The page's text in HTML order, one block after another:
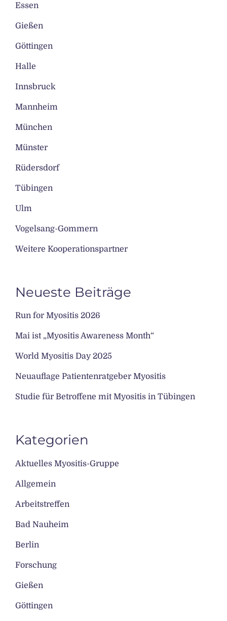
Essen
Gießen
Göttingen
Halle
Innsbruck
Mannheim
München
Münster
Rüdersdorf
Tübingen
Ulm
Vogelsang-Gommern
Weitere Kooperationspartner
Neueste Beiträge
Run for Myositis 2026
Mai ist „Myositis Awareness Month“
World Myositis Day 2025
Neuauflage Patientenratgeber Myositis
Studie für Betroffene mit Myositis in Tübingen
Kategorien
Aktuelles Myositis-Gruppe
Allgemein
Arbeitstreffen
Bad Nauheim
Berlin
Forschung
Gießen
Göttingen